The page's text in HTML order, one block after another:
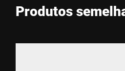
Produtos